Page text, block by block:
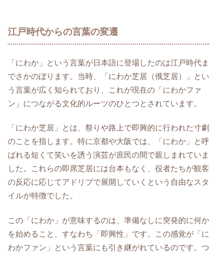
江戸時代からの言葉の変遷
「にわか」という言葉が日本語に登場したのは江戸時代ま
でさかのぼります。当時、「にわか芝居（俄芝居）」とい
う言葉が広く知られており、これが現在の「にわかファ
ン」につながる文化的ルーツのひとつとされています。
「にわか芝居」とは、祭りや路上で即興的に行われた寸劇
のことを指します。特に京都や大阪では、「にわか」と呼
ばれる短くて笑いを誘う演芸が庶民の間で親しまれていま
した。これらの即席芝居には台本もなく、役者たちが観客
の反応に応じてアドリブで展開していくという自由なスタ
イルが特徴でした。
この「にわか」が意味するのは、準備なしに突発的に何か
を始めること、すなわち「即興性」です。この感覚が「に
わかファン」という言葉にも引き継がれているのです。つ